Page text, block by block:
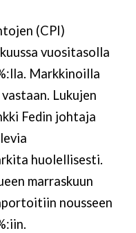
(CPI)
vuositasolla
Markkinoilla
Lukujen
Fedin johtaja
huolellisesti.
marraskuun
nousseen